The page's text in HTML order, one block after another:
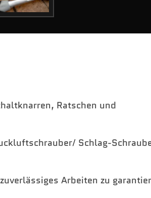
Ratschen und
Schlag-
Arbeiten zu